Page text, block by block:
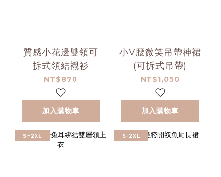
質感小花邊雙領可
拆式領結襯衫
NT$870
加入購物車
小V腰微笑吊帶神裙
(可拆式吊帶)
NT$1,050
加入購物車
S~2XL S-2XL